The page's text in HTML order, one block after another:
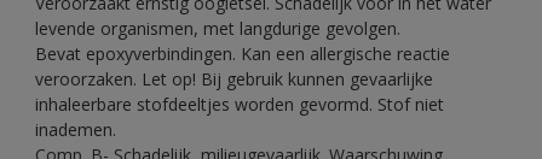
levende organismen, met langdurige gevolgen.
Bevat epoxyverbindingen. Kan een allergische reactie
veroorzaken. Let op! Bij gebruik kunnen gevaarlijke
inhaleerbare stofdeeltjes worden gevormd. Stof niet
inademen.